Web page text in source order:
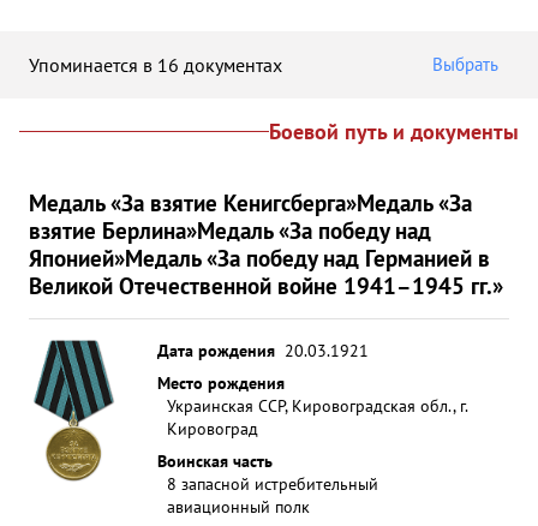
Упоминается в 16 документах Выбрать
Боевой путь и документы
Медаль «За взятие Кенигсберга»Медаль «За
взятие Берлина»Медаль «За победу над
Японией»Медаль «За победу над Германией в
Великой Отечественной войне 1941–1945 гг.»
Дата рождения 20.03.1921
Место рождения
Украинская ССР, Кировоградская обл., г.
Кировоград
Воинская часть
8 запасной истребительный
авиационный полк